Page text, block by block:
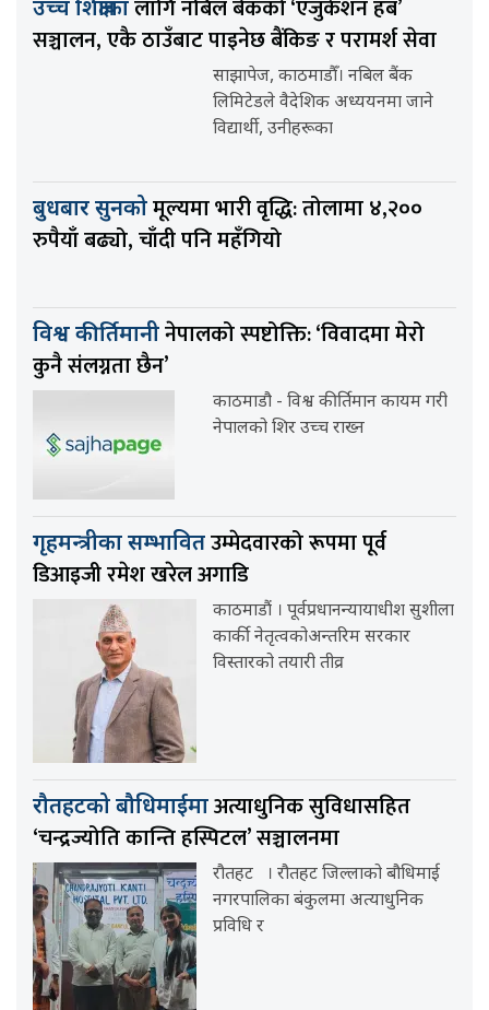
उच्च शिक्षाकालागि नबिल बैंकको ‘एजुकेशन हब’
सञ्चालन, एकै ठाउँबाट पाइनेछ बैंकिङ र परामर्श सेवा
साझापेज, काठमाडौँ। नबिल बैंक
लिमिटेडले वैदेशिक अध्ययनमा जाने
विद्यार्थी, उनीहरूका
बुधबार सुनकोमूल्यमा भारी वृद्धि: तोलामा ४,२००
रुपैयाँ बढ्यो, चाँदी पनि महँगियो
विश्व कीर्तिमानीनेपालको स्पष्टोक्ति: ‘विवादमा मेरो
कुनै संलग्नता छैन’
काठमाडौ - विश्व कीर्तिमान कायम गरी
नेपालको शिर उच्च राख्न
गृहमन्त्रीका सम्भावितउम्मेदवारको रूपमा पूर्व
डिआइजी रमेश खरेल अगाडि
काठमाडौं । पूर्वप्रधानन्यायाधीश सुशीला
कार्की नेतृत्वकोअन्तरिम सरकार
विस्तारको तयारी तीव्र
रौतहटको बौधिमाईमाअत्याधुनिक सुविधासहित
‘चन्द्रज्योति कान्ति हस्पिटल’ सञ्चालनमा
रौतहट । रौतहट जिल्लाको बौधिमाई
नगरपालिका बंकुलमा अत्याधुनिक
प्रविधि र